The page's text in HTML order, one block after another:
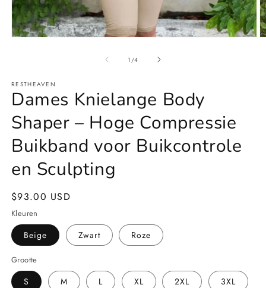
1 /van
4
RESTHEAVEN
Dames Knielange Body
Shaper – Hoge Compressie
Buikband voor Buikcontrole
en Sculpting
Normale
prijs
$93.00 USD
Kleuren
Beige Zwart Roze
Grootte
S M L XL 2XL 3XL